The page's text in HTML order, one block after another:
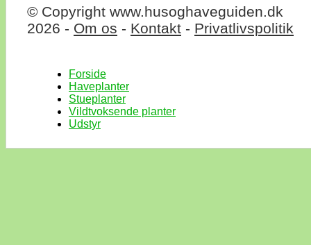
© Copyright www.husoghaveguiden.dk
2026 - Om os - Kontakt - Privatlivspolitik
Forside
Haveplanter
Stueplanter
Vildtvoksende planter
Udstyr